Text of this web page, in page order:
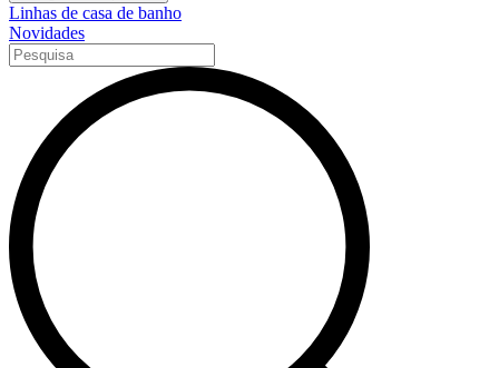
Linhas de casa de banho
Novidades